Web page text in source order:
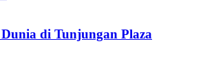
di Tunjungan Plaza